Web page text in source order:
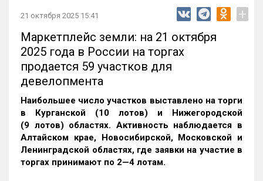
21 октября 2025 15:41 +
Маркетплейс земли: на 21 октября
2025 года в России на торгах
продается 59 участков для
девелопмента
Наибольшее число участков выставлено на торги
в Курганской (10 лотов) и Нижегородской
(9 лотов) областях. Активность наблюдается в
Алтайском крае, Новосибирской, Московской и
Ленинградской областях, где заявки на участие в
торгах принимают по 2—4 лотам.